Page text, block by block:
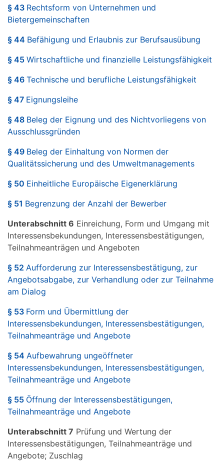
§ 43 Rechtsform von Unternehmen und
Bietergemeinschaften
§ 44 Befähigung und Erlaubnis zur Berufsausübung
§ 45 Wirtschaftliche und finanzielle Leistungsfähigkeit
§ 46 Technische und berufliche Leistungsfähigkeit
§ 47 Eignungsleihe
§ 48 Beleg der Eignung und des Nichtvorliegens von
Ausschlussgründen
§ 49 Beleg der Einhaltung von Normen der
Qualitätssicherung und des Umweltmanagements
§ 50 Einheitliche Europäische Eigenerklärung
§ 51 Begrenzung der Anzahl der Bewerber
Unterabschnitt 6 Einreichung, Form und Umgang mit
Interessensbekundungen, Interessensbestätigungen,
Teilnahmeanträgen und Angeboten
§ 52 Aufforderung zur Interessensbestätigung, zur
Angebotsabgabe, zur Verhandlung oder zur Teilnahme
am Dialog
§ 53 Form und Übermittlung der
Interessensbekundungen, Interessensbestätigungen,
Teilnahmeanträge und Angebote
§ 54 Aufbewahrung ungeöffneter
Interessensbekundungen, Interessensbestätigungen,
Teilnahmeanträge und Angebote
§ 55 Öffnung der Interessensbestätigungen,
Teilnahmeanträge und Angebote
Unterabschnitt 7 Prüfung und Wertung der
Interessensbestätigungen, Teilnahmeanträge und
Angebote; Zuschlag